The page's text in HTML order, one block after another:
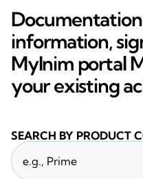
Documentation
information,
MyInim portal
your existing
SEARCH BY PRODUCT